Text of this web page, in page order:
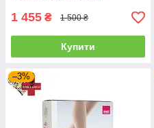
1 455 ₴ 1 500 ₴
Купити
–3%